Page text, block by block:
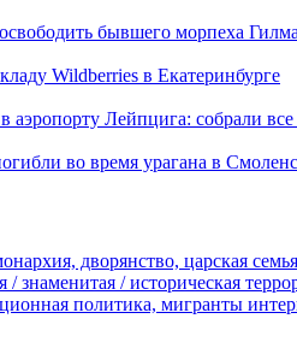
бывшего морпеха
Wildberries в Екатеринбурге
аэропорту Лейпцига: собрали
во время урагана в
дворянство, царская семья
/ знаменитая / историческая
политика, мигранты